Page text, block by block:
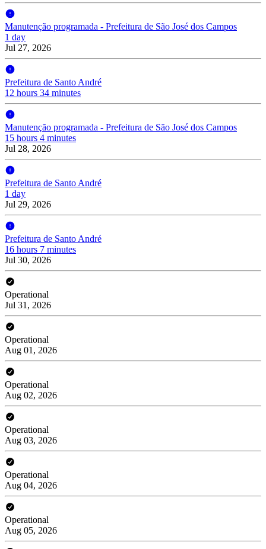
Manutenção programada - Prefeitura de São José dos Campos
1 day
Jul 27, 2026
Prefeitura de Santo André
12 hours 34 minutes
Manutenção programada - Prefeitura de São José dos Campos
15 hours 4 minutes
Jul 28, 2026
Prefeitura de Santo André
1 day
Jul 29, 2026
Prefeitura de Santo André
16 hours 7 minutes
Jul 30, 2026
Operational
Jul 31, 2026
Operational
Aug 01, 2026
Operational
Aug 02, 2026
Operational
Aug 03, 2026
Operational
Aug 04, 2026
Operational
Aug 05, 2026